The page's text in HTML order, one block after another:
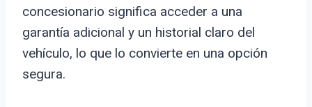
concesionario significa acceder a una
garantía adicional y un historial claro del
vehículo, lo que lo convierte en una opción
segura.